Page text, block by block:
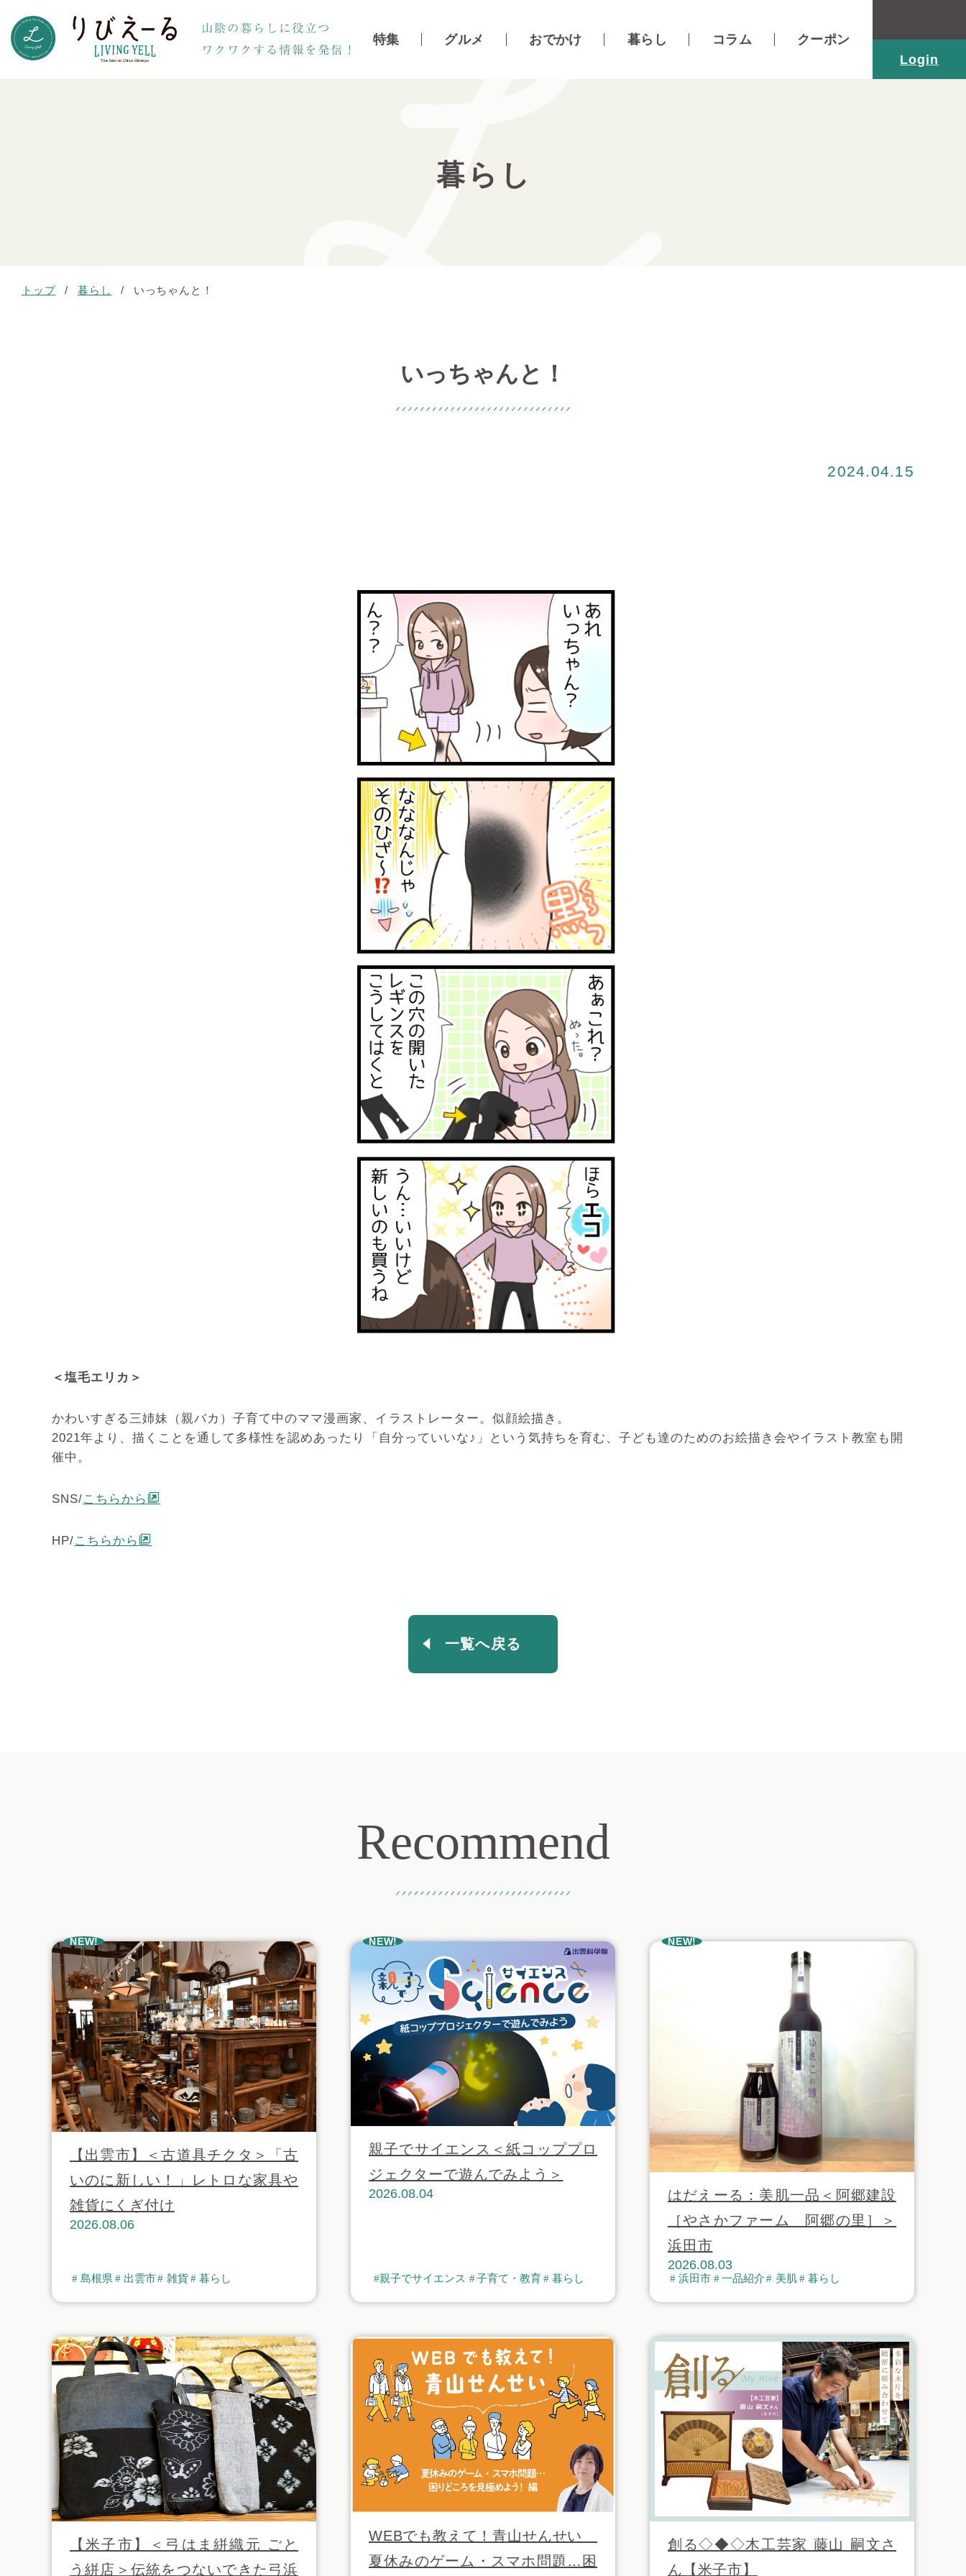
特集 グルメ おでかけ 暮らし コラム
クーポン
Login
暮らし
トップ / 暮らし / いっちゃんと！
いっちゃんと！
2024.04.15
＜塩毛エリカ＞
かわいすぎる三姉妹（親バカ）子育て中のママ漫画家、イラストレーター。似顔絵描き。
2021年より、描くことを通して多様性を認めあったり「自分っていいな♪」という気持ちを育む、子ども達のためのお絵描き会やイラスト教室も開
催中。
SNS/こちらから
HP/こちらから
一覧へ戻る
Recommend
NEW!
【出雲市】＜古道具チクタ＞「古
いのに新しい！」レトロな家具や
雑貨にくぎ付け
2026.08.06
島根県 出雲市 雑貨 暮らし
NEW!
親子でサイエンス＜紙コッププロ
ジェクターで遊んでみよう＞
2026.08.04
親子でサイエンス 子育て・教育 暮らし
NEW!
はだえーる：美肌一品＜阿郷建設
［やさかファーム 阿郷の里］＞
浜田市
2026.08.03
浜田市 一品紹介 美肌 暮らし
【米子市】＜弓はま絣織元 ごと
う絣店＞伝統をつないできた弓浜
WEBでも教えて！青山せんせい
夏休みのゲーム・スマホ問題…困
創る◇◆◇木工芸家 藤山 嗣文さ
ん【米子市】